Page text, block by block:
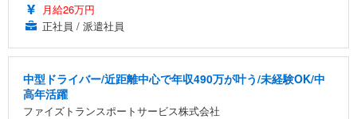
月給26万円
正社員 / 派遣社員
中型ドライバー/近距離中心で年収490万が叶う/未経験OK/中
高年活躍
ファイズトランスポートサービス株式会社